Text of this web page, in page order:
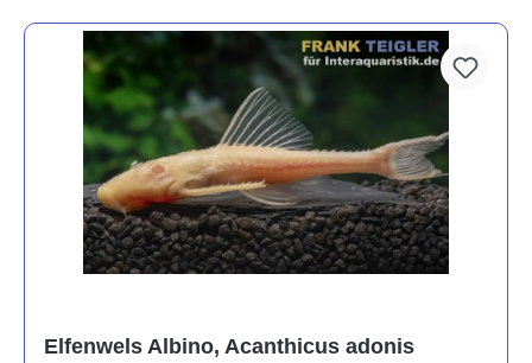
Elfenwels Albino, Acanthicus adonis